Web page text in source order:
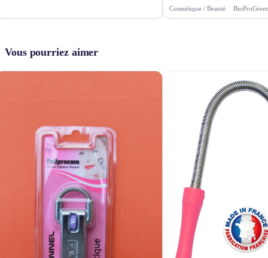
Cosmétique / Beauté
Vous pourriez aimer